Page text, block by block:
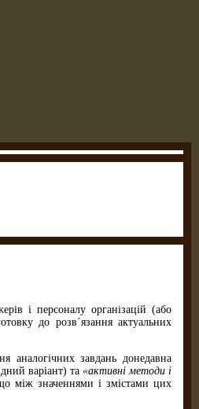
і персоналу організацій (або
до розв´язання актуальних
аналогічних завдань донедавна
варіант) та «активні методи і
між значеннями і змістами цих